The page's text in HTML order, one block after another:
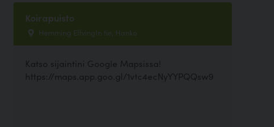
Koirapuisto
Hemming ElfvingIn tie, Hanko
Katso sijaintini Google Mapsissa!
https://maps.app.goo.gl/1vtc4ecNyYYPQQsw9